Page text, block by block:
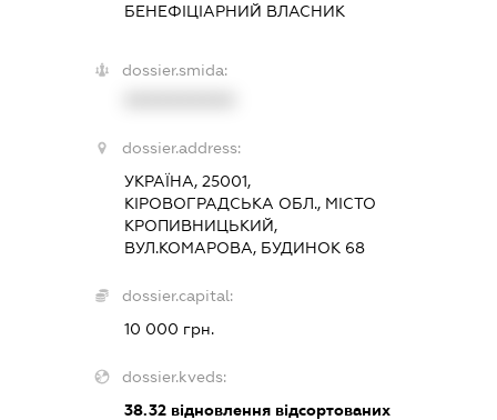
БЕНЕФІЦІАРНИЙ ВЛАСНИК
dossier.smida:
dossier.address:
УКРАЇНА, 25001,
КІРОВОГРАДСЬКА ОБЛ., МІСТО
КРОПИВНИЦЬКИЙ,
ВУЛ.КОМАРОВА, БУДИНОК 68
dossier.capital:
10 000 грн.
dossier.kveds:
38.32відновлення відсортованих